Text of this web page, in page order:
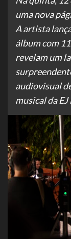
uma nova
A artista
álbum com
revelam um
audiovisual
musical da